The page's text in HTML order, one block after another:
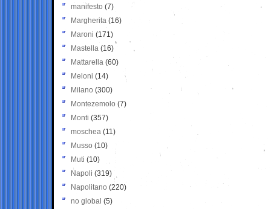
manifesto (7)
Margherita (16)
Maroni (171)
Mastella (16)
Mattarella (60)
Meloni (14)
Milano (300)
Montezemolo (7)
Monti (357)
moschea (11)
Musso (10)
Muti (10)
Napoli (319)
Napolitano (220)
no global (5)